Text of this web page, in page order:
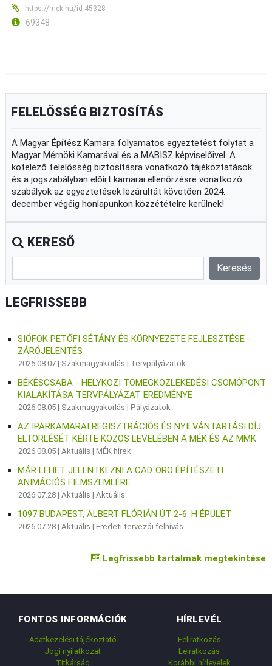
https://mek.hu/id-45328
69348
FELELŐSSÉG BIZTOSÍTÁS
A Magyar Építész Kamara folyamatos egyeztetést folytat a
Magyar Mérnöki Kamarával és a MABISZ képviselőivel. A
kötelező felelősség biztosításra vonatkozó tájékoztatások
és a jogszabályban előírt kamarai ellenőrzésre vonatkozó
szabályok az egyeztetések lezárultát követően 2024.
december végéig honlapunkon közzétételre kerülnek!
KERESŐ
LEGFRISSEBB
SIÓFOK PETŐFI SÉTÁNY ÉS KÖRNYEZETE FEJLESZTÉSE -
ZÁRÓJELENTÉS
2026.08.07 | Szakmagyakorlás | Tervpályázatok
BÉKÉSCSABA - HELYKÖZI TÖMEGKÖZLEKEDÉSI CSOMÓPONT
KIALAKÍTÁSA TERVPÁLYÁZAT EREDMÉNYE
2026.08.05 | Szakmagyakorlás |Pályázatok
AZ IPARKAMARAI REGISZTRÁCIÓS ÉS NYILVÁNTARTÁSI DÍJ
ELTÖRLÉSÉT KÉRTE KÖZÖS LEVELÉBEN A MÉK ÉS AZ MMK
2026.08.05 |Aktuális |MÉK hírek
MÁR LEHET JELENTKEZNI A CAD`ORO ÉPÍTÉSZETI
ANIMÁCIÓS FILMSZEMLÉRE
2026.07.28 |Aktuális |Aktuális
1097 BUDAPEST, ALBERT FLÓRIÁN ÚT 2-6. H ÉPÜLET
2026.07.28 |Aktuális |Eredeti tervezői felhívás
Legfrissebb tartalmak megtekintése
FONTOS INFORMÁCIÓK
Adatkezelési tájékoztató
Jogi nyilatkozat
Titkárság
HÍRLEVÉL
Feliratkozás
Leiratkozás
Korábbi hírlevelek